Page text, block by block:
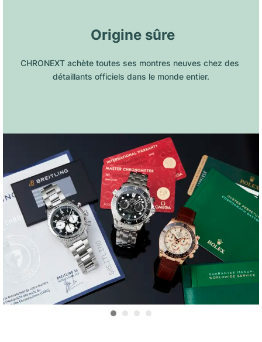
Origine sûre
CHRONEXT achète toutes ses montres neuves chez des
détaillants officiels dans le monde entier.